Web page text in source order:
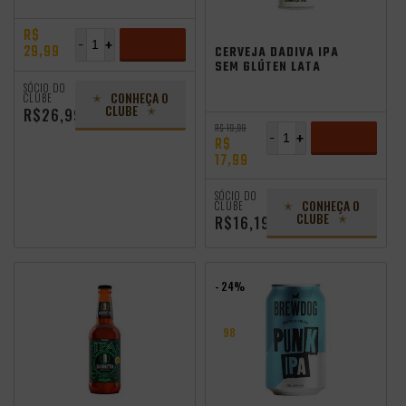
R$
29,99 +
-
SÓCIO DO
CLUBE
R$26,99
CONHEÇA O
CLUBE
CERVEJA DÁDIVA IPA
SEM GLÚTEN LATA
R$ 19,99
R$
17,99
+
-
SÓCIO DO
CLUBE
R$16,19
CONHEÇA O
CLUBE
- 24%
98